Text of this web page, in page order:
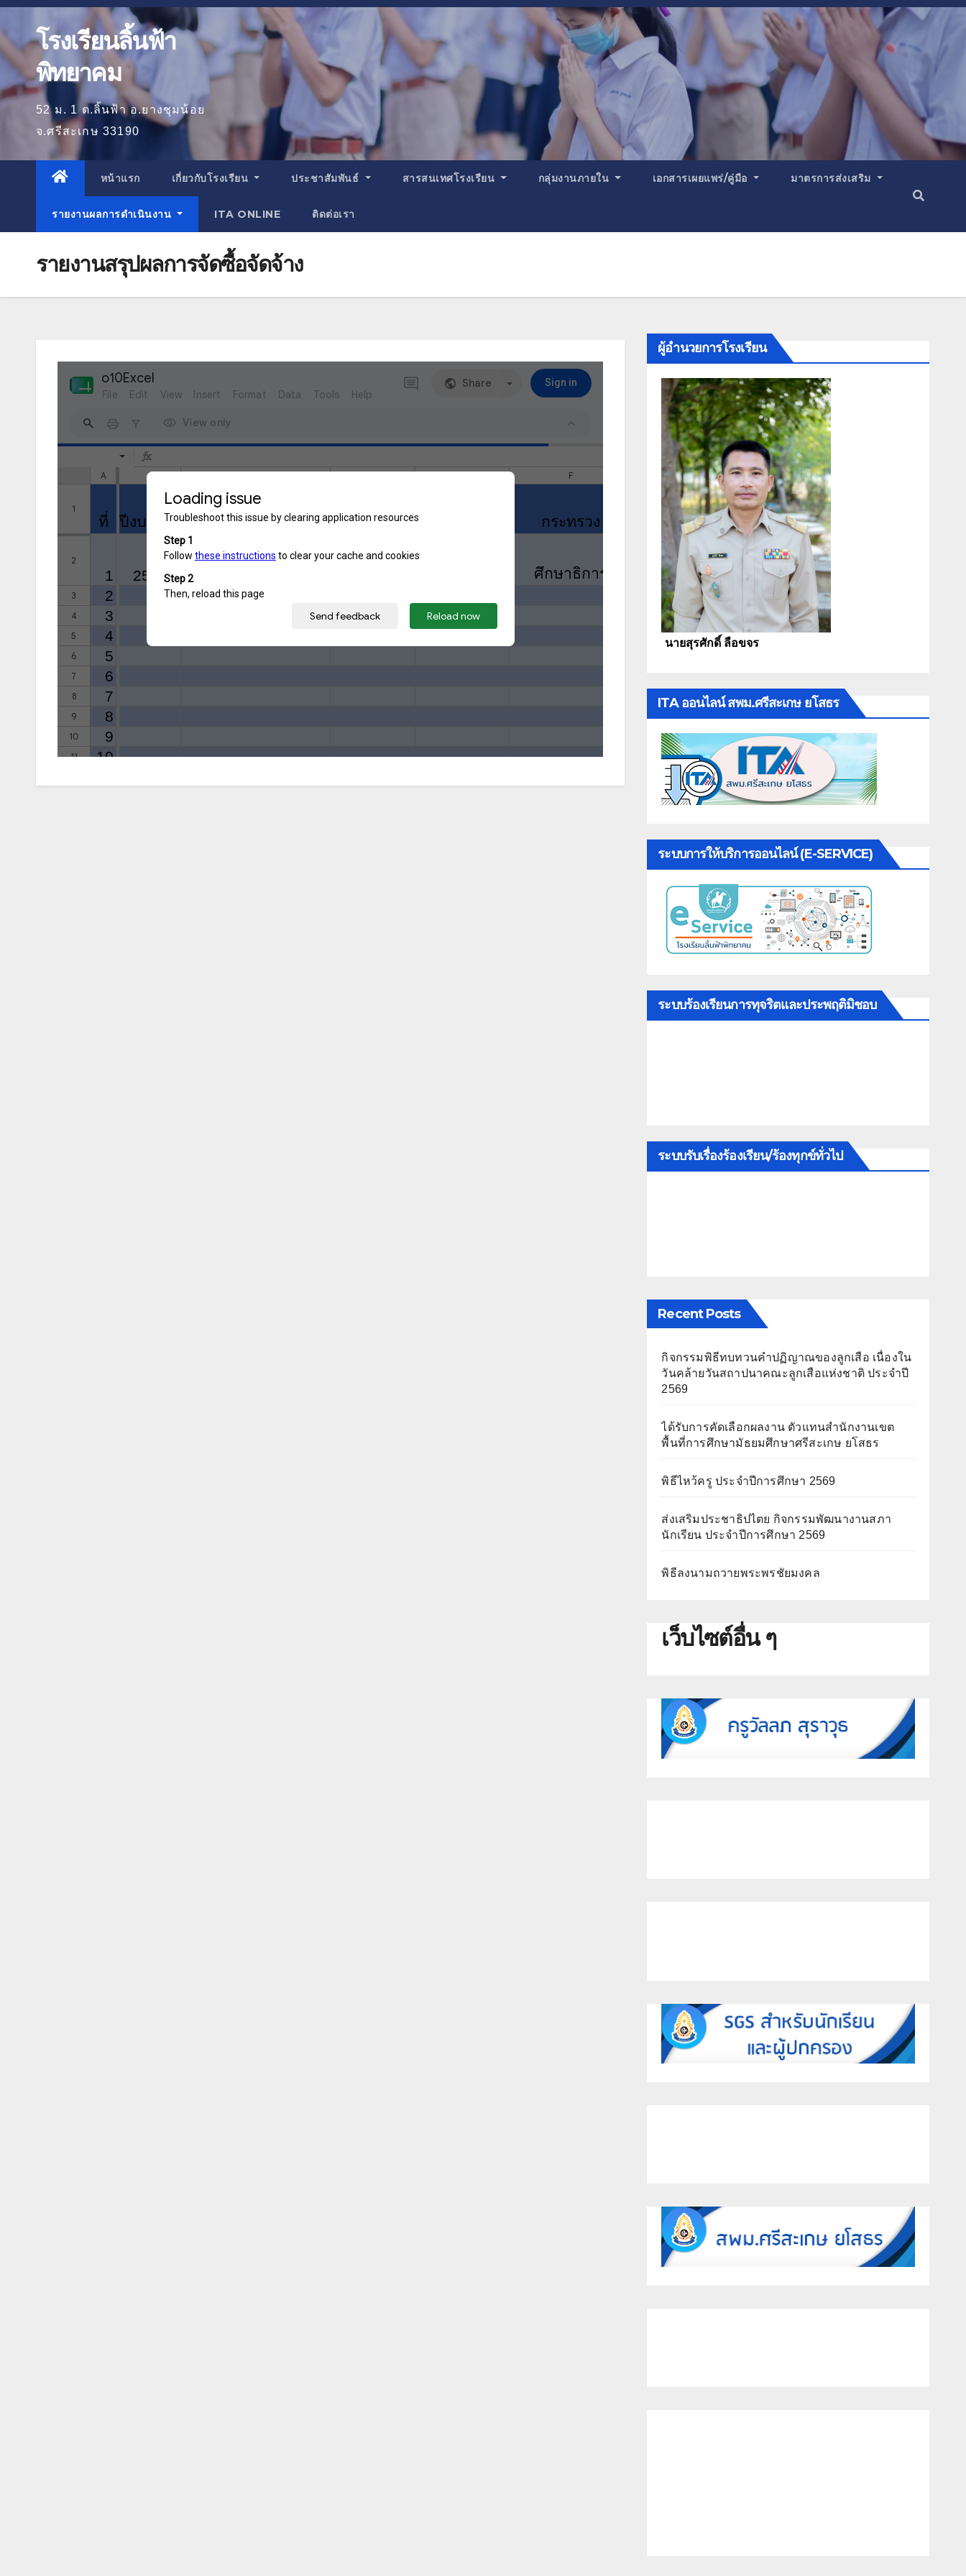
โรงเรียนลิ้นฟ้า
พิทยาคม
52 ม. 1 ต.ลิ้นฟ้า อ.ยางชุมน้อย
จ.ศรีสะเกษ 33190
หน้าแรก เกี่ยวกับโรงเรียน ประชาสัมพันธ์ สารสนเทศโรงเรียน กลุ่มงานภายใน เอกสารเผยแพร่/คู่มือ มาตรการส่งเสริม
รายงานผลการดำเนินงาน ITA ONLINE ติดต่อเรา
รายงานสรุปผลการจัดซื้อจัดจ้าง
ผู้อำนวยการโรงเรียน
นายสุรศักดิ์ ลือขจร
ITA ออนไลน์ สพม.ศรีสะเกษ ยโสธร
ระบบการให้บริการออนไลน์ (E-SERVICE)
ระบบร้องเรียนการทุจริตและประพฤติมิชอบ
ระบบรับเรื่องร้องเรียน/ร้องทุกข์ทั่วไป
Recent Posts
กิจกรรมพิธีทบทวนคำปฏิญาณของลูกเสือ เนื่องใน
วันคล้ายวันสถาปนาคณะลูกเสือแห่งชาติ ประจำปี
2569
ได้รับการคัดเลือกผลงาน ตัวแทนสำนักงานเขต
พื้นที่การศึกษามัธยมศึกษาศรีสะเกษ ยโสธร
พิธีไหว้ครู ประจำปีการศึกษา 2569
ส่งเสริมประชาธิปไตย กิจกรรมพัฒนางานสภา
นักเรียน ประจำปีการศึกษา 2569
พิธีลงนามถวายพระพรชัยมงคล
เว็บไซต์อื่น ๆ